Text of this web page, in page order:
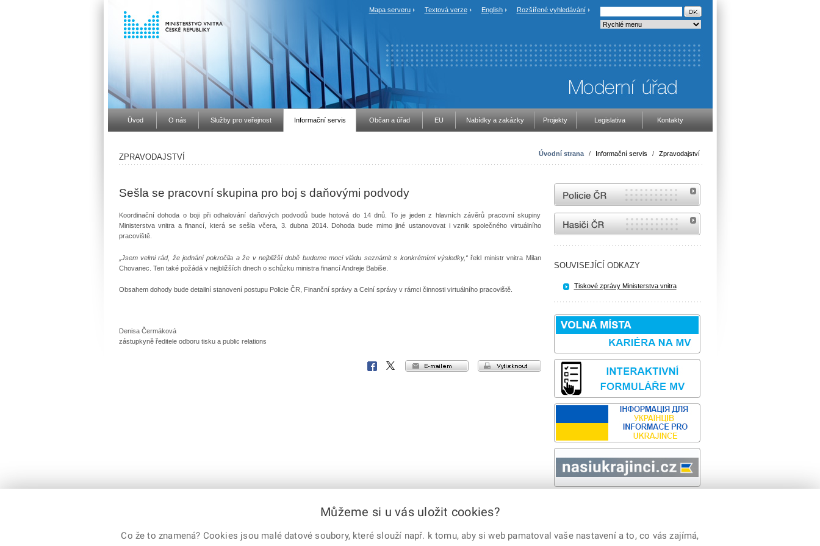
Mapa serveru Textová verze English Rozšířené vyhledávání
Úvod O nás Služby pro veřejnost Informační servis Občan a úřad EU Nabídky a zakázky Projekty Legislativa Kontakty
Úvodní strana / Informační servis / Zpravodajství
ZPRAVODAJSTVÍ
Sešla se pracovní skupina pro boj s daňovými podvody
Koordinační dohoda o boji při odhalování daňových podvodů bude hotová do 14 dnů. To je jeden z hlavních závěrů pracovní skupiny
Ministerstva vnitra a financí, která se sešla včera, 3. dubna 2014. Dohoda bude mimo jiné ustanovovat i vznik společného virtuálního
pracoviště.
„Jsem velmi rád, že jednání pokročila a že v nejbližší době budeme moci vládu seznámit s konkrétními výsledky,“řekl ministr vnitra Milan
Chovanec. Ten také požádá v nejbližších dnech o schůzku ministra financí Andreje Babiše.
Obsahem dohody bude detailní stanovení postupu Policie ČR, Finanční správy a Celní správy v rámci činnosti virtuálního pracoviště.
Denisa Čermáková
zástupkyně ředitele odboru tisku a public relations
vytisknout
e-mailem
X
Facebook
internetové stránky Policie ČR
internetové stránky Hasiči ČR
SOUVISEJÍCÍ ODKAZY
Tiskové zprávy Ministerstva vnitra
© 2026 Ministerstvo vnitra České republiky, všechna práva vyhrazena Mapa serveru | Kontakty | Prohlášení o přístupnosti | Cookies | RSS
Úřední deska |
X Corp. |
Můžeme si u vás uložit cookies?
Co že to znamená? Cookies jsou malé datové soubory, které slouží např. k tomu, aby si web pamatoval vaše nastavení a to, co vás zajímá,